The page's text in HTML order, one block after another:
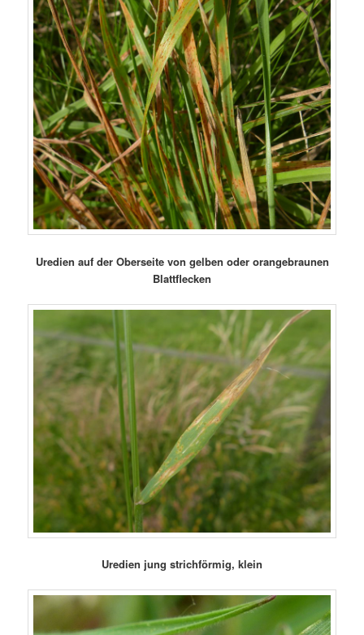
Uredien auf der Oberseite von gelben oder orangebraunen
Blattflecken
Uredien jung strichförmig, klein